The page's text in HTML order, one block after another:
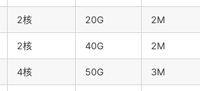
2核 20G 2M
2核 40G 2M
4核 50G 3M